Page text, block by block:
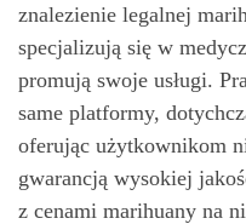
znalezienie legalnej
specjalizują się w
promują swoje usługi.
same platformy,
oferując użytkownikom
gwarancją wysokiej
z cenami marihuany na